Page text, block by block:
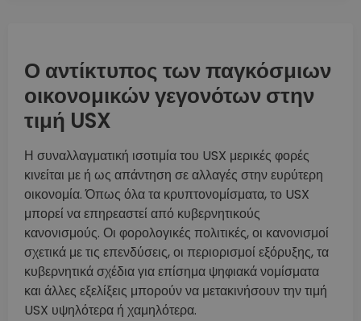
Ο αντίκτυπος των παγκόσμιων
οικονομικών γεγονότων στην
τιμή USX
Η συναλλαγματική ισοτιμία του USX μερικές φορές
κινείται με ή ως απάντηση σε αλλαγές στην ευρύτερη
οικονομία. Όπως όλα τα κρυπτονομίσματα, το USX
μπορεί να επηρεαστεί από κυβερνητικούς
κανονισμούς. Οι φορολογικές πολιτικές, οι κανονισμοί
σχετικά με τις επενδύσεις, οι περιορισμοί εξόρυξης, τα
κυβερνητικά σχέδια για επίσημα ψηφιακά νομίσματα
και άλλες εξελίξεις μπορούν να μετακινήσουν την τιμή
USX υψηλότερα ή χαμηλότερα.